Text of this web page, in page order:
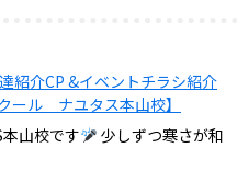
紹介CP &イベントチラシ紹介
ール ナユタス本山校】
山校です
少しずつ寒さが和